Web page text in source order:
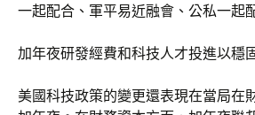
一起配合、軍平易近融會、公私一起
加年夜研發經費和科技人才投進以穩
美國科技政策的變更還表現在當局在